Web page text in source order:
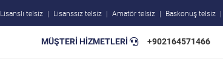
Lisanslı telsiz Lisanssız telsiz Amatör telsiz Baskonuş telsiz
MÜŞTERİ HİZMETLERİ +902164571466